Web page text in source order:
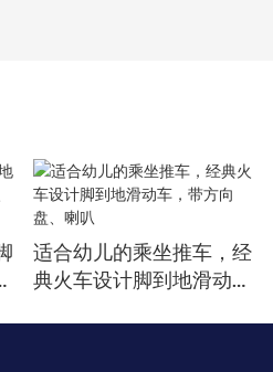
适合幼儿的乘坐推车，经
典火车设计脚到地滑动